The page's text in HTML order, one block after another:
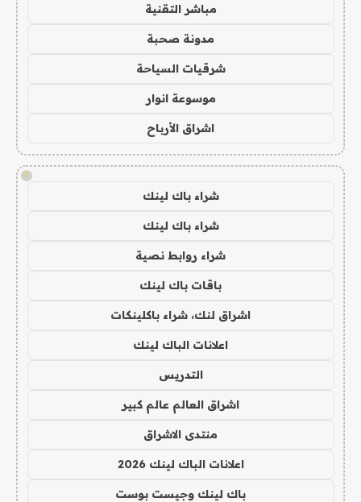
مباشر التقنية
مدونة صحبة
شرقيات السياحة
موسوعة انوار
اشراق الأرباح
!
شراء باك لينك
شراء باك لينك
شراء روابط نصية
باقات باك لينك
اشراق لنك، شراء باكلينكات
اعلانات الباك لينك
التدريس
اشراق العالم عالم كبير
منتدى الاشراق
اعلانات الباك لينك 2026
باك لينك وجيست بوست